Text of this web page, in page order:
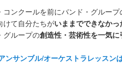
コンクールを前にバンド・グループ
けて自分たちがいままでできなか
グループの創造性・芸術性を一気に
ンサンブル/オーケストラレッスン